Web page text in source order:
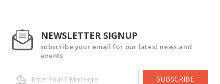
NEWSLETTER SIGNUP
subscribe your email for our latest news and
events
SUBSCRIBE